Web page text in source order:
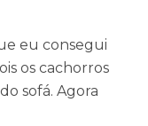
eu consegui
os cachorros
sofá. Agora